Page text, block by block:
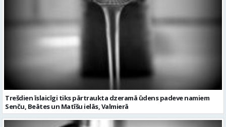
Trešdien īslaicīgi tiks pārtraukta dzeramā ūdens padeve namiem
Senču, Beātes un Matīšu ielās, Valmierā